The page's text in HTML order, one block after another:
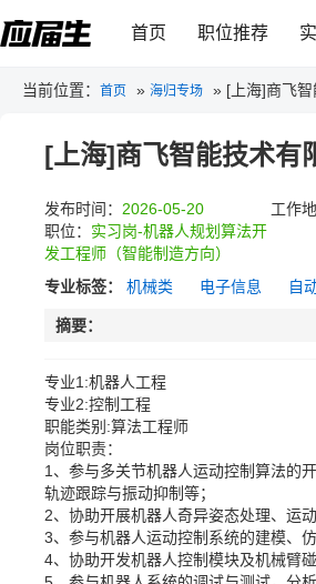
首页 职位推荐
当前位置： 首页 » 海归专场 » [上海]商飞
[上海]商飞智能技术有
发布时间： 2026-05-20 工作地
职位： 实习岗-机器人规划算法开
发工程师（智能制造方向）
专业标签：
机械类 电子信息 自
摘要：
专业1:机器人工程
专业2:控制工程
职能类别:算法工程师
岗位职责：
1、参与多关节机器人运动控制算法的
轨迹跟踪与振动抑制等；
2、协助开展机器人奇异姿态处理、运
3、参与机器人运动控制系统的建模、
4、协助开发机器人控制模块及机械臂